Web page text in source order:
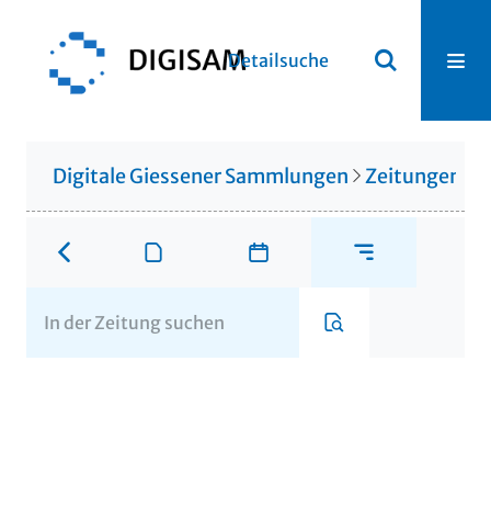
Detailsuche
Digitale Giessener Sammlungen Zeitungen